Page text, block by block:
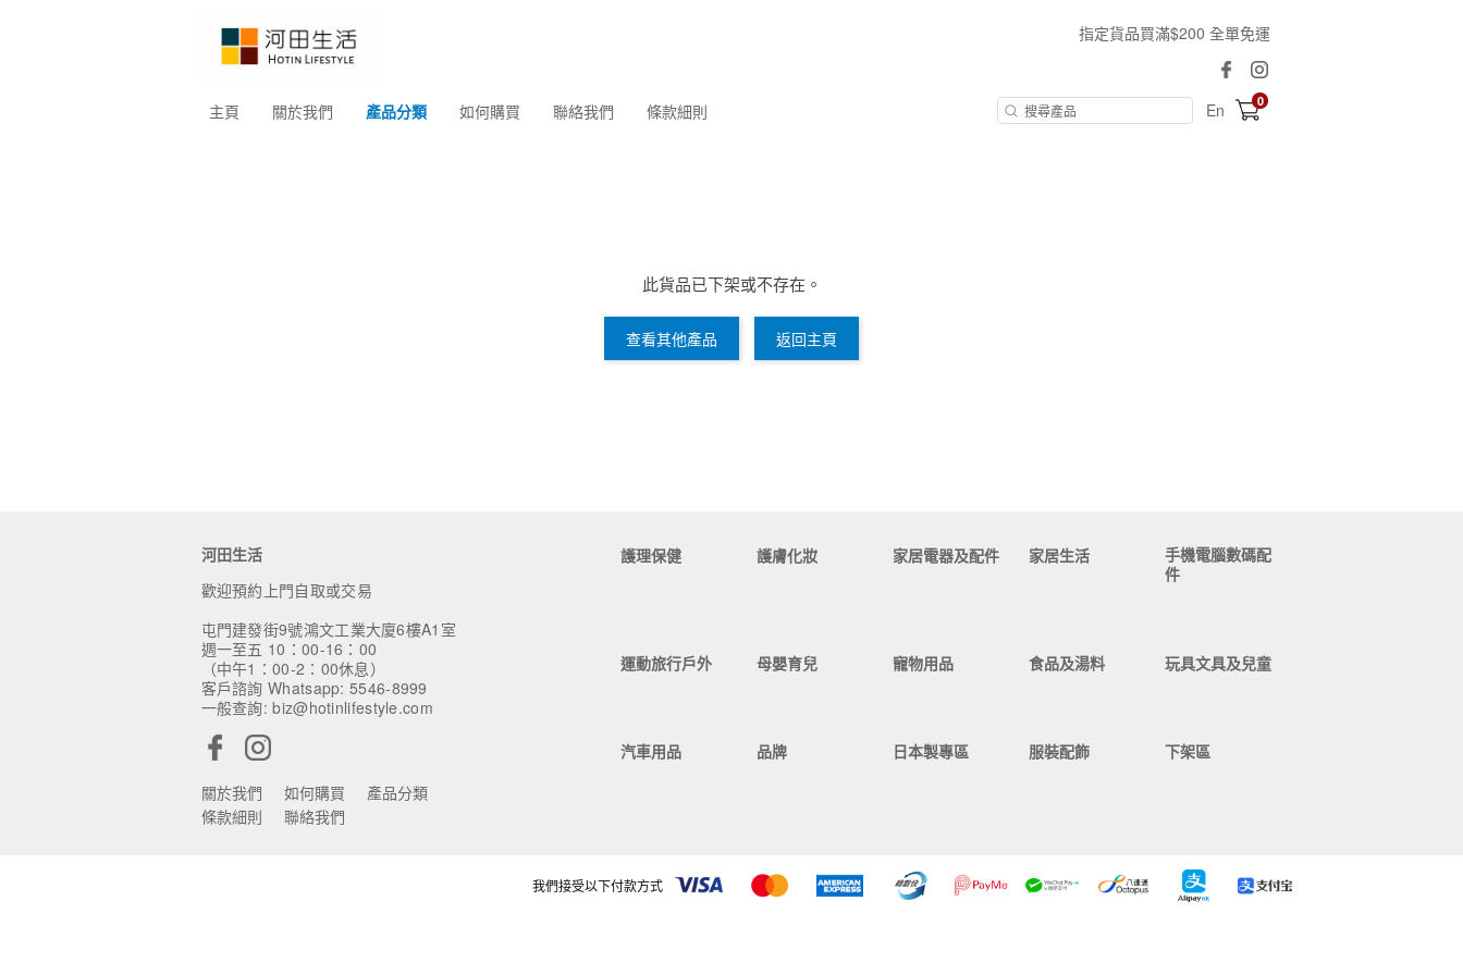
指定貨品買滿$200 全單免運
主頁 關於我們 產品分類 如何購買 聯絡我們 條款細則 En 0
此貨品已下架或不存在。
查看其他產品 返回主頁
河田生活
歡迎預約上門自取或交易
屯門建發街9號鴻文工業大廈6樓A1室
週一至五 10：00-16：00
（中午1：00-2：00休息）
客戶諮詢 Whatsapp: 5546-8999
一般查詢: biz@hotinlifestyle.com
關於我們 如何購買
產品分類
條款細則
聯絡我們
護理保健 護膚化妝 家居電器及配件 家居生活
手機電腦數碼配
件
運動旅行戶外 母嬰育兒 寵物用品 食品及湯料 玩具文具及兒童
汽車用品 品牌 日本製專區 服裝配飾 下架區
我們接受以下付款方式